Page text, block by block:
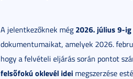
A jelentkezőknek még 2026. július 9-ig
dokumentumaikat, amelyek 2026.
hogy a felvételi eljárás során pontot
felsőfokú oklevél idei megszerzése